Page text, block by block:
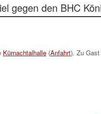
gegen den BHC
Kürnachtalhalle (Anfahrt). Zu